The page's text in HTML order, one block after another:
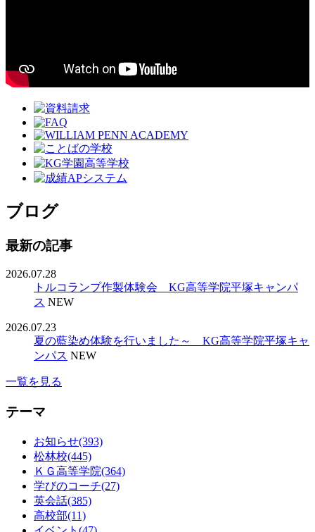
ブログ
最新の記事
2026.07.28
トルコランプ作製体験会 KG高等学院平塚キャンパ
ス NEW
2026.07.23
夏の藍染め体験を行いました～ KG高等学院平塚キャ
ンパス NEW
一覧を見る
テーマ
お知らせ(393)
松林校(445)
ＫＧ高等学院(364)
学びのコーチ(27)
英会話(385)
高校部(11)